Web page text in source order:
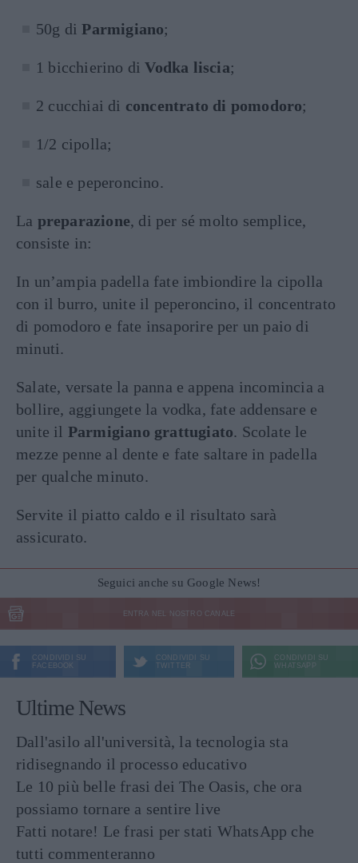
50g diParmigiano;
1 bicchierino diVodka liscia;
2 cucchiai di concentrato di pomodoro;
1/2 cipolla;
sale e peperoncino.
La preparazione, di per sé molto semplice,
consiste in:
In un’ampia padella fate imbiondire la cipolla
con il burro, unite il peperoncino, il concentrato
di pomodoro e fate insaporire per un paio di
minuti.
Salate, versate la panna e appena incomincia a
bollire, aggiungete la vodka, fate addensare e
unite il Parmigiano grattugiato. Scolate le
mezze penne al dente e fate saltare in padella
per qualche minuto.
Servite il piatto caldo e il risultato sarà
assicurato.
Seguici anche su Google News!
ENTRA NEL NOSTRO CANALE
CONDIVIDI SU
FACEBOOK
CONDIVIDI SU
TWITTER
CONDIVIDI SU
WHATSAPP
Ultime News
Dall'asilo all'università, la tecnologia sta
ridisegnando il processo educativo
Le 10 più belle frasi dei The Oasis, che ora
possiamo tornare a sentire live
Fatti notare! Le frasi per stati WhatsApp che
tutti commenteranno